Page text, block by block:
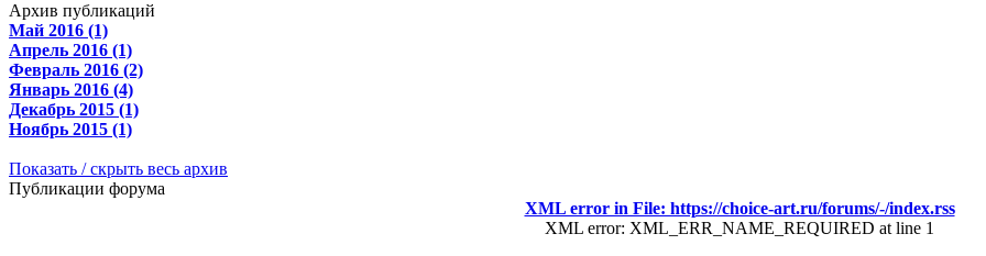
Архив публикаций
Май 2016 (1)
Апрель 2016 (1)
Февраль 2016 (2)
Январь 2016 (4)
Декабрь 2015 (1)
Ноябрь 2015 (1)
Показать / скрыть весь архив
Публикации форума
XML error in File: https://choice-art.ru/forums/-/index.rss
XML error: XML_ERR_NAME_REQUIRED at line 1